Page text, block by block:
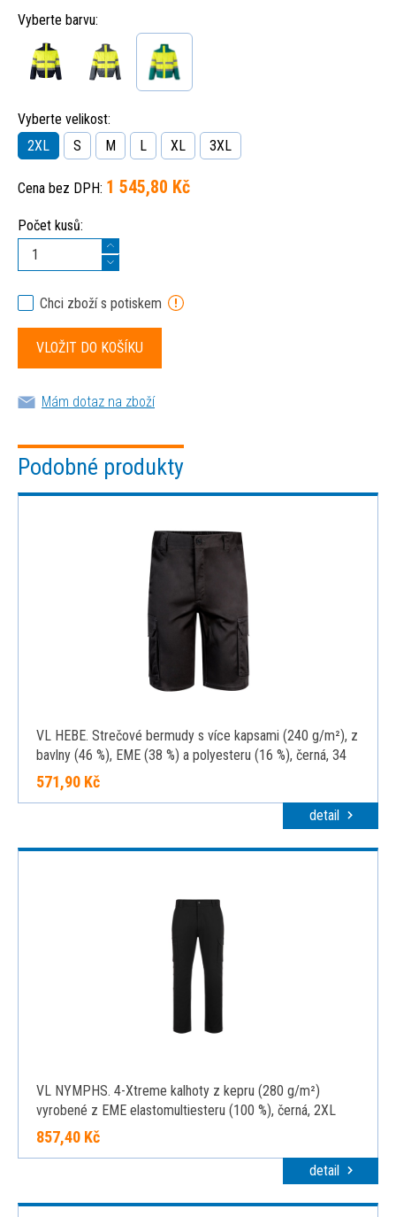
Vyberte barvu:
Vyberte velikost:
2XL
S M L XL 3XL
Cena bez DPH: 1 545,80 Kč
Počet kusů:
Chci zboží s potiskem
Mám dotaz na zboží
Podobné produkty
VL HEBE. Strečové bermudy s více kapsami (240 g/m²), z
bavlny (46 %), EME (38 %) a polyesteru (16 %), černá, 34
571,90 Kč
detail
VL NYMPHS. 4-Xtreme kalhoty z kepru (280 g/m²)
vyrobené z EME elastomultiesteru (100 %), černá, 2XL
857,40 Kč
detail